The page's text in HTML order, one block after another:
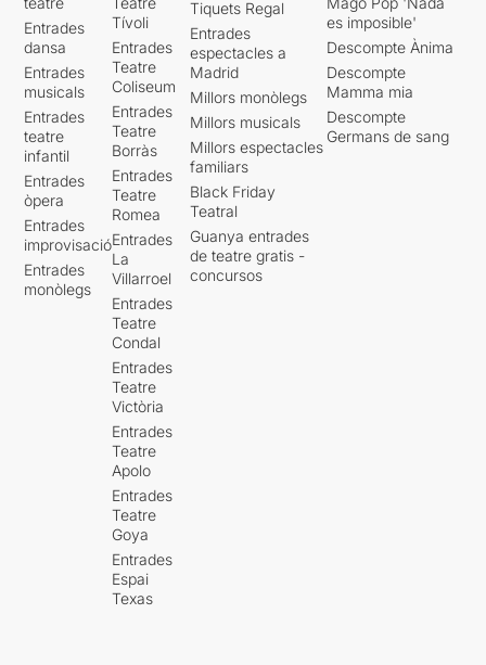
Entrades
dansa
Entrades
musicals
Entrades
teatre
infantil
Entrades
òpera
Entrades
improvisació
Entrades
monòlegs
Tívoli
Entrades
Teatre
Coliseum
Entrades
Teatre
Borràs
Entrades
Teatre
Romea
Entrades
La
Villarroel
Entrades
Teatre
Condal
Entrades
Teatre
Victòria
Entrades
Teatre
Apolo
Entrades
Teatre
Goya
Entrades
Espai
Texas
Tiquets Regal
Entrades
espectacles a
Madrid
Millors monòlegs
Millors musicals
Millors espectacles
familiars
Black Friday
Teatral
Guanya entrades
de teatre gratis -
concursos
es imposible'
Descompte Ànima
Descompte
Mamma mia
Descompte
Germans de sang